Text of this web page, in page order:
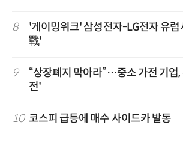
8
'게이밍위크' 삼성전자-LG전자 유
戰'
9
“상장폐지 막아라”…중소 가전 기업,
전'
10 코스피 급등에 매수 사이드카 발동